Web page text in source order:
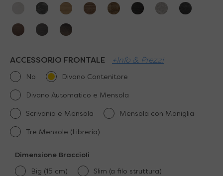
ACCESSORIO FRONTALE +Info & Prezzi
No Divano Contenitore
Divano Automatico e Mensola
Scrivania e Mensola Mensola con Maniglia
Tre Mensole (Libreria)
Dimensione BraccioIi
Big (15 cm) Slim (a filo struttura)